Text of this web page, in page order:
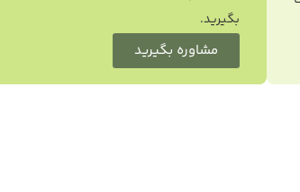
بگیرید.
مشاوره بگیرید